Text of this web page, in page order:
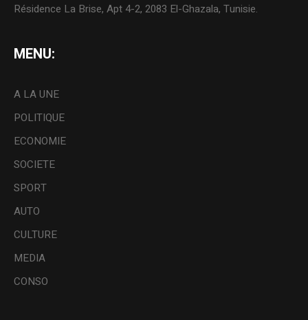
Résidence La Brise, Apt 4-2, 2083 El-Ghazala, Tunisie.
MENU:
A LA UNE
POLITIQUE
ECONOMIE
SOCIETE
SPORT
AUTO
CULTURE
MEDIA
CONSO